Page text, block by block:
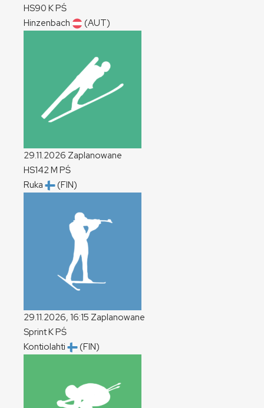
HS90 KPŚ
Hinzenbach
(AUT)
29.11.2026 Zaplanowane
HS142M PŚ
Ruka
(FIN)
29.11.2026, 16:15 Zaplanowane
SprintKPŚ
Kontiolahti
(FIN)